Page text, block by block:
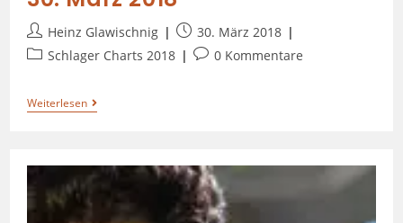
Heinz Glawischnig
30. März 2018
Schlager Charts 2018
0 Kommentare
Weiterlesen